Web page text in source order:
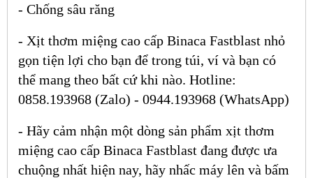
- Chống sâu răng
- Xịt thơm miệng cao cấp Binaca Fastblast nhỏ
gọn tiện lợi cho bạn để trong túi, ví và bạn có
thể mang theo bất cứ khi nào. Hotline:
0858.193968 (Zalo) - 0944.193968 (WhatsApp)
- Hãy cảm nhận một dòng sản phẩm xịt thơm
miệng cao cấp Binaca Fastblast đang được ưa
chuộng nhất hiện nay, hãy nhấc máy lên và bấm